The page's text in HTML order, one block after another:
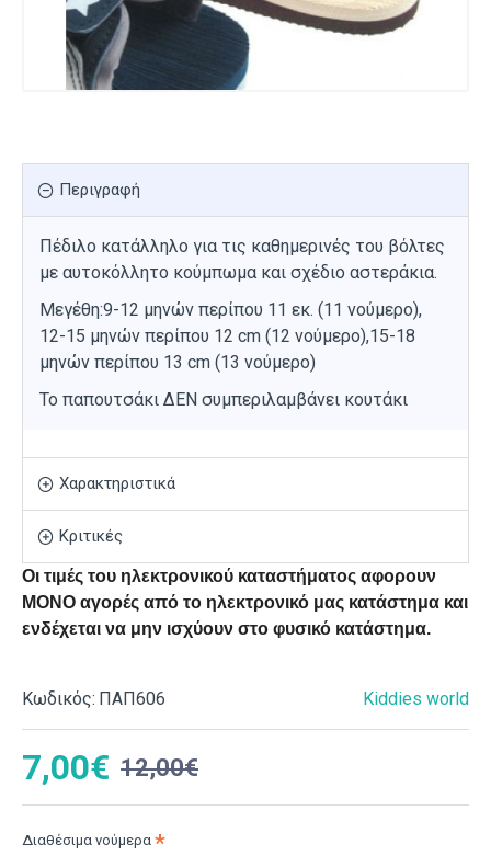
Περιγραφή
Πέδιλο κατάλληλο για τις καθημερινές του βόλτες
με αυτοκόλλητο κούμπωμα και σχέδιο αστεράκια.
Μεγέθη:9-12 μηνών περίπου 11 εκ. (11 νούμερο),
12-15 μηνών περίπου 12 cm (12 νούμερο),15-18
μηνών περίπου 13 cm (13 νούμερο)
Το παπουτσάκι ΔΕΝ συμπεριλαμβάνει κουτάκι
Χαρακτηριστικά
Κριτικές
Οι τιμές του ηλεκτρονικού καταστήματος αφορουν
ΜΟΝΟ αγορές από το ηλεκτρονικό μας κατάστημα και
ενδέχεται να μην ισχύουν στο φυσικό κατάστημα.
Κωδικός: ΠΑΠ606 Kiddies world
7,00€ 12,00€
Διαθέσιμα νούμερα